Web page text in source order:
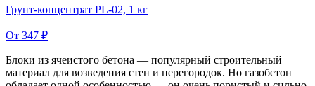
Грунт-концентрат PL-02, 1 кг
От 347 ₽
Блоки из ячеистого бетона — популярный строительный
материал для возведения стен и перегородок. Но газобетон